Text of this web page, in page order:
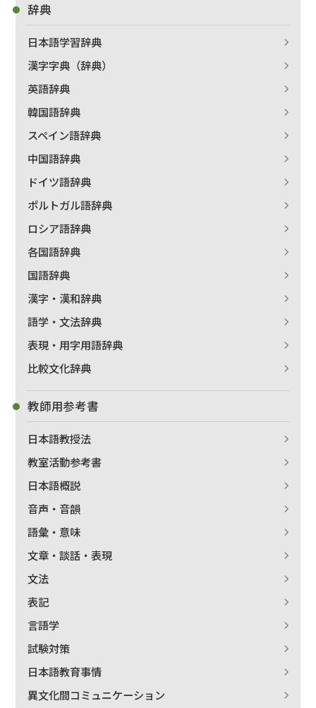
辞典
日本語学習辞典
漢字字典（辞典）
英語辞典
韓国語辞典
スペイン語辞典
中国語辞典
ドイツ語辞典
ポルトガル語辞典
ロシア語辞典
各国語辞典
国語辞典
漢字・漢和辞典
語学・文法辞典
表現・用字用語辞典
比較文化辞典
教師用参考書
日本語教授法
教室活動参考書
日本語概説
音声・音韻
語彙・意味
文章・談話・表現
文法
表記
言語学
試験対策
日本語教育事情
異文化間コミュニケーション